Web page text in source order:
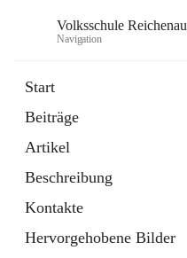
Volksschule Reichenau
Navigation
Start
Beiträge
Artikel
Beschreibung
Kontakte
Hervorgehobene Bilder
Externe Webseite
in
Tab
Toni Klix Maustraining
Externe Webseite
öffnet
in
neuem
Tab